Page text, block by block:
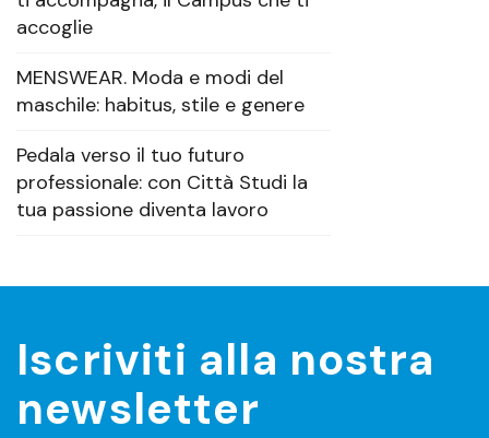
accoglie
MENSWEAR. Moda e modi del
maschile: habitus, stile e genere
Pedala verso il tuo futuro
professionale: con Città Studi la
tua passione diventa lavoro
Iscriviti alla nostra
newsletter